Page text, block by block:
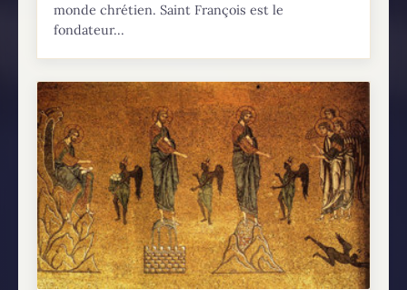
monde chrétien. Saint François est le
fondateur...